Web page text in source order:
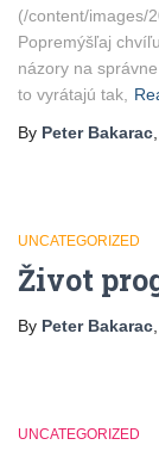
(/content/images/
Popremýšľaj
názory na
to vyrátajú tak,
By Peter Bakarac
UNCATEGORIZED
Život
By Peter Bakarac
UNCATEGORIZED